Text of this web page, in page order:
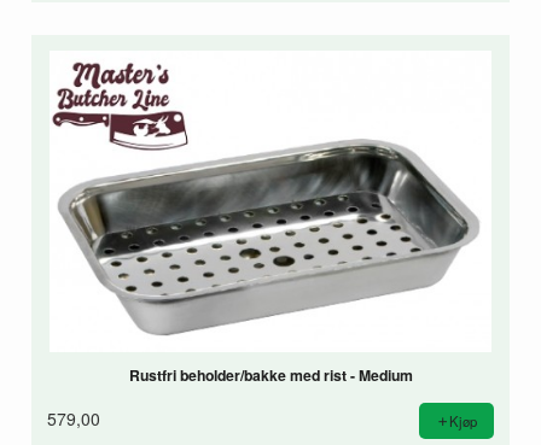
Rustfri beholder/bakke med rist - Medium
579,00 Kjøp